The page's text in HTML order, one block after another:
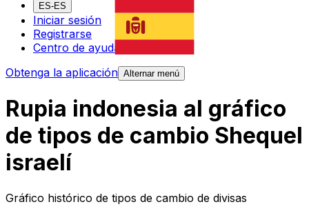
ES-ES
Iniciar sesión
Registrarse
Centro de ayuda
Obtenga la aplicación Alternar menú
Rupia indonesia al gráfico
de tipos de cambio Shequel
israelí
Gráfico histórico de tipos de cambio de divisas